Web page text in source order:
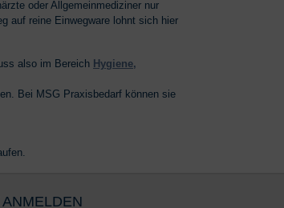
oder Allgemeinmediziner nur
auf reine Einwegware lohnt sich hier
also im Bereich Hygiene,
Bei MSG Praxisbedarf können sie